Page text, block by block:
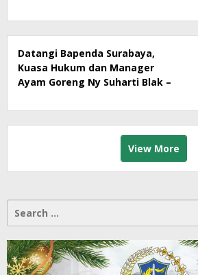
Datangi Bapenda Surabaya,
Kuasa Hukum dan Manager
Ayam Goreng Ny Suharti Blak –
Penyimpangan Pajak
View More
Search